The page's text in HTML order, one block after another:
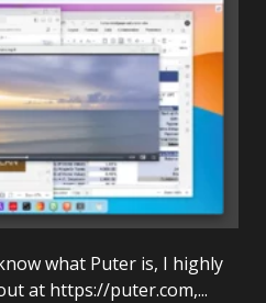
what Puter is, I highly
at https://puter.com,...